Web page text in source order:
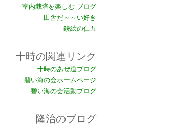
室内栽培を楽しむ ブログ
田舎だ～～い好き
鏝絵の仁五
十時の関連リンク
十時のあぜ道ブログ
碧い海の会ホームページ
碧い海の会活動ブログ
隆治のブログ